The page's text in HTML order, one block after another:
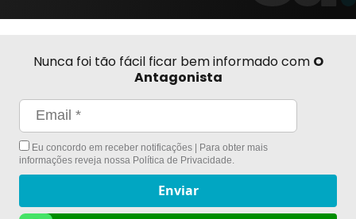
Nunca foi tão fácil ficar bem informado com O
Antagonista
Eu concordo em receber notificações | Para obter mais
informações reveja nossa Política de Privacidade
Enviar